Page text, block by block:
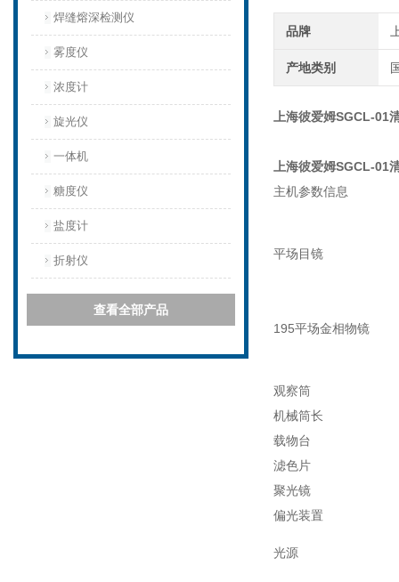
焊缝熔深检测仪
雾度仪
浓度计
旋光仪
一体机
糖度仪
盐度计
折射仪
查看全部产品
品牌
产地类别
上海彼爱姆SGCL-01
上海彼爱姆SGCL-01
主机参数信息
平场目镜
195平场金相物镜
观察筒
机械筒长
载物台
滤色片
聚光镜
偏光装置
光源